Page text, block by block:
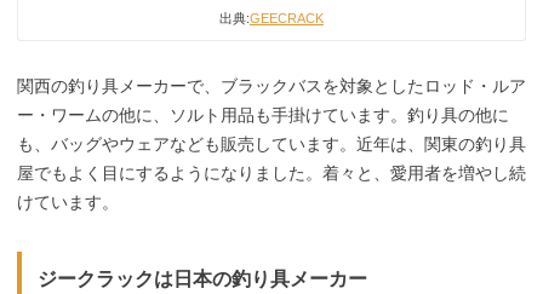
出典:GEECRACK
関西の釣り具メーカーで、ブラックバスを対象としたロッド・ルア
ー・ワームの他に、ソルト用品も手掛けています。釣り具の他に
も、バッグやウェアなども販売しています。近年は、関東の釣り具
屋でもよく目にするようになりました。着々と、愛用者を増やし続
けています。
ジークラックは日本の釣り具メーカー